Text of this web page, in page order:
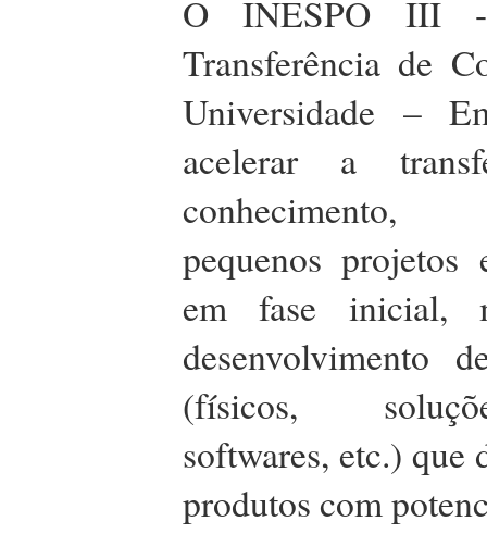
O INESPO III
Transferência de
Universidade –
acelerar a
conhecimento,
pequenos projetos
em fase inicial,
desenvolvimento
(físicos,
softwares, etc.) que
produtos com